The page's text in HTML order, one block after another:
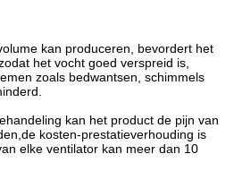
kan produceren, bevordert het
het vocht goed verspreid is,
zoals bedwantsen, schimmels
kan het product de pijn van
kosten-prestatieverhouding is
elke ventilator kan meer dan 10